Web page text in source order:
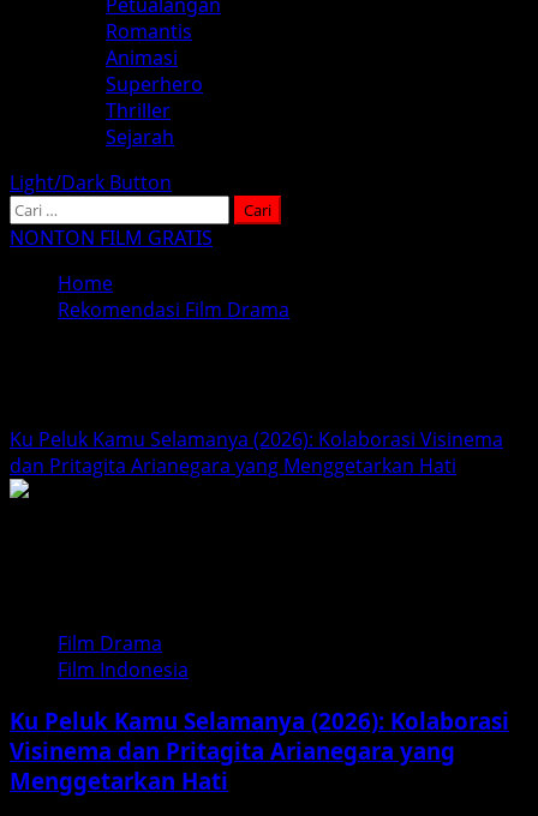
Romantis
Animasi
Superhero
Thriller
Sejarah
Light/Dark Button
Cari
untuk:
NONTON FILM GRATIS
Home
Rekomendasi Film Drama
Ku Peluk Kamu Selamanya (2026): Kolaborasi Visinema
dan Pritagita Arianegara yang Menggetarkan Hati
Film Drama
Film Indonesia
Ku Peluk Kamu Selamanya (2026): Kolaborasi
Visinema dan Pritagita Arianegara yang
Menggetarkan Hati